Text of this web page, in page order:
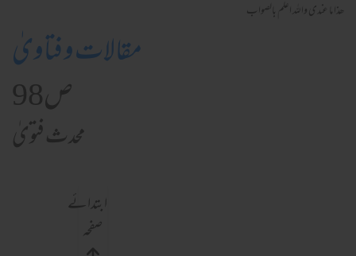
ھذا ما عندی واللہ اعلم بالصواب
مقالات و فتاویٰ
ص98
محدث فتویٰ
ابتدائے
صفحہ